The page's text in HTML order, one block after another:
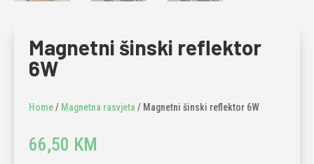
Magnetni šinski reflektor
6W
Home/ Magnetna rasvjeta / Magnetni šinski reflektor 6W
66,50 KM